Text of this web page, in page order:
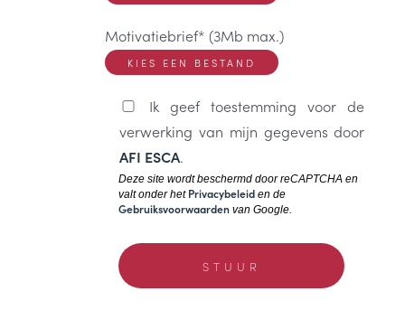
Motivatiebrief* (3Mb max.)
KIES EEN BESTAND
Ik geef toestemming voor de
verwerking van mijn gegevens door
AFI ESCA.
Deze site wordt beschermd door reCAPTCHA en
valt onder het Privacybeleid en de
Gebruiksvoorwaarden van Google.